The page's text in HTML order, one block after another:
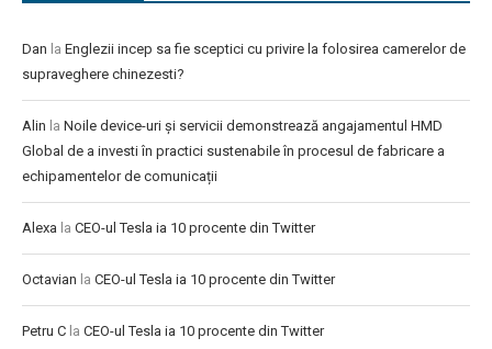
Dan la Englezii incep sa fie sceptici cu privire la folosirea camerelor de
supraveghere chinezesti?
Alin la Noile device-uri și servicii demonstrează angajamentul HMD
Global de a investi în practici sustenabile în procesul de fabricare a
echipamentelor de comunicații
Alexa la CEO-ul Tesla ia 10 procente din Twitter
Octavian la CEO-ul Tesla ia 10 procente din Twitter
Petru C la CEO-ul Tesla ia 10 procente din Twitter